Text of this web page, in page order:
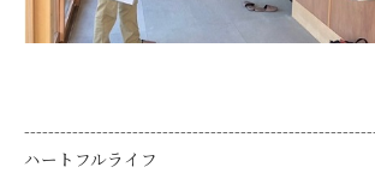
ハートフルライフ